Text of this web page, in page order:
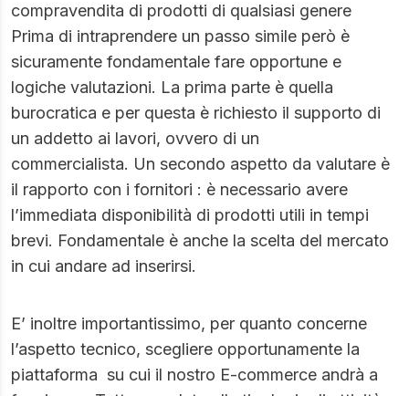
compravendita di prodotti di qualsiasi genere
Prima di intraprendere un passo simile però è
sicuramente fondamentale fare opportune e
logiche valutazioni. La prima parte è quella
burocratica e per questa è richiesto il supporto di
un addetto ai lavori, ovvero di un
commercialista. Un secondo aspetto da valutare è
il rapporto con i fornitori : è necessario avere
l’immediata disponibilità di prodotti utili in tempi
brevi. Fondamentale è anche la scelta del mercato
in cui andare ad inserirsi.
E’ inoltre importantissimo, per quanto concerne
l’aspetto tecnico, scegliere opportunamente la
piattaforma su cui il nostro E-commerce andrà a